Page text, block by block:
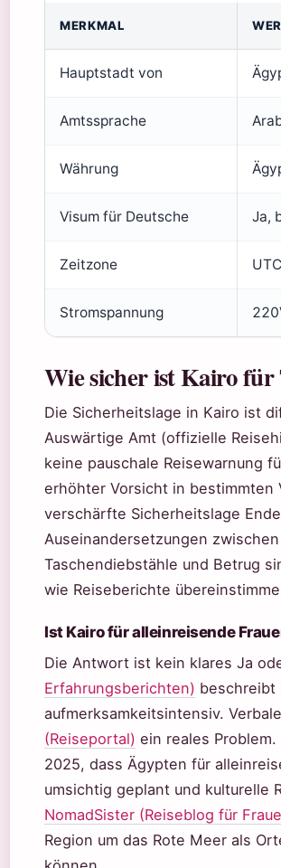
MERKMAL
Hauptstadt von
Amtssprache
Währung
Visum für Deutsche Ja,
Zeitzone
Stromspannung
Wie sicher ist Kairo für
Die Sicherheitslage in Kairo ist
Auswärtige Amt (offizielle
keine pauschale Reisewarnung
erhöhter Vorsicht in
verschärfte Sicherheitslage
Auseinandersetzungen
Taschendiebstähle und Betrug
wie Reiseberichte
Ist Kairo für alleinreisende
Die Antwort ist kein klares Ja
Erfahrungsberichten) beschreibt
aufmerksamkeitsintensiv.
(Reiseportal) ein reales Problem.
2025, dass Ägypten für
umsichtig geplant und kulturelle
NomadSister (Reiseblog für
Region um das Rote Meer als